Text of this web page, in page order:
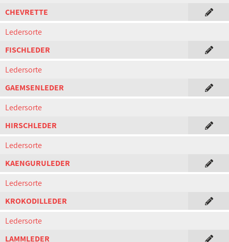
CHEVRETTE
Ledersorte
FISCHLEDER
Ledersorte
GAEMSENLEDER
Ledersorte
HIRSCHLEDER
Ledersorte
KAENGURULEDER
Ledersorte
KROKODILLEDER
Ledersorte
LAMMLEDER